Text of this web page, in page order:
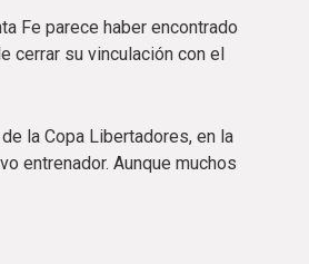
Fe parece haber encontrado
cerrar su vinculación con el
la Copa Libertadores, en la
entrenador. Aunque muchos